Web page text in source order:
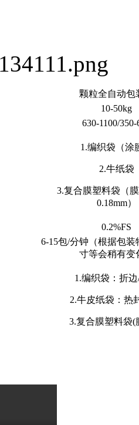
颗粒全自动包
10-50kg
630-1100/350-
1.编织袋（涂
2.牛纸袋
3.复合膜塑料袋（
0.18mm）
0.2%FS
6-15包/分钟（根据包
寸等会稍有变
1.编织袋：折
2.牛皮纸袋：热
3.复合膜塑料袋(